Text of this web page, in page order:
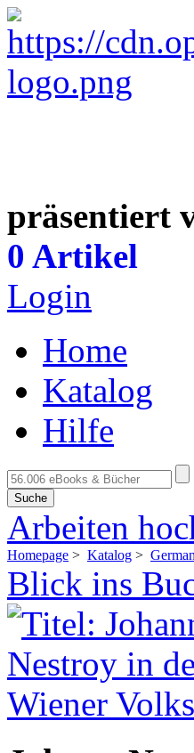
präsentiert
0 Artikel
Login
Home
Katalog
Hilfe
Suche
Arbeiten
Homepage > Katalog >
Blick ins